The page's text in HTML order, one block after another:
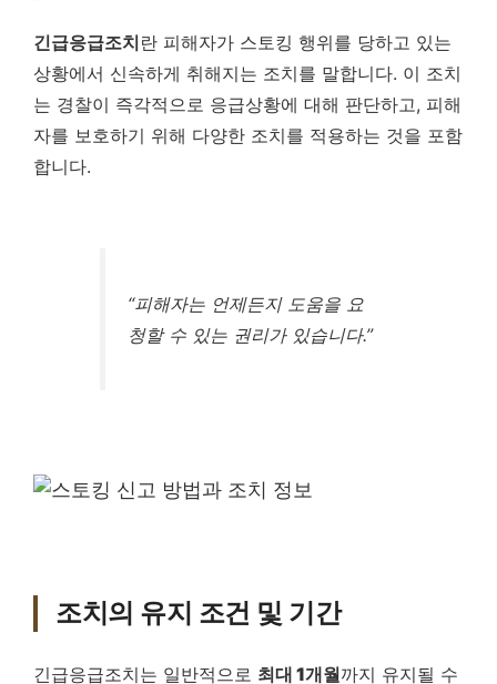
긴급응급조치란 피해자가 스토킹 행위를 당하고 있는
상황에서 신속하게 취해지는 조치를 말합니다. 이 조치
는 경찰이 즉각적으로 응급상황에 대해 판단하고, 피해
자를 보호하기 위해 다양한 조치를 적용하는 것을 포함
합니다.
“피해자는 언제든지 도움을 요
청할 수 있는 권리가 있습니다.”
조치의 유지 조건 및 기간
긴급응급조치는 일반적으로 최대 1개월까지 유지될 수